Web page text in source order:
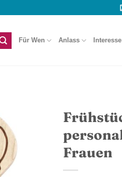
Für Wen Anlass Interesse
Frauen